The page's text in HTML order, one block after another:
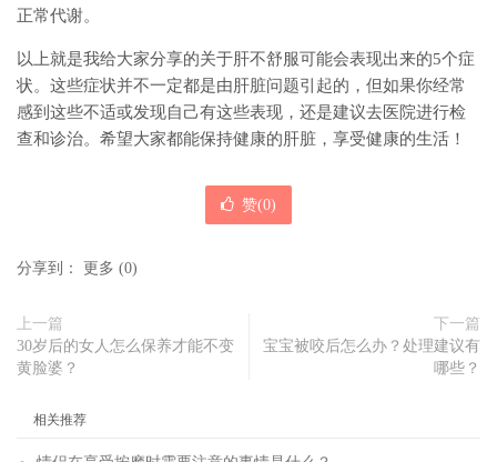
正常代谢。
以上就是我给大家分享的关于肝不舒服可能会表现出来的5个症
状。这些症状并不一定都是由肝脏问题引起的，但如果你经常
感到这些不适或发现自己有这些表现，还是建议去医院进行检
查和诊治。希望大家都能保持健康的肝脏，享受健康的生活！
赞(0)
分享到： 更多 (0)
上一篇
30岁后的女人怎么保养才能不变
黄脸婆？
下一篇
宝宝被咬后怎么办？处理建议有
哪些？
相关推荐